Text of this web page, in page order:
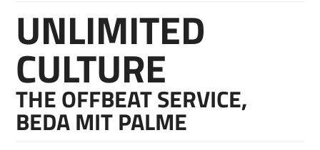
UNLIMITED
CULTURE
THE OFFBEAT SERVICE,
BEDA MIT PALME